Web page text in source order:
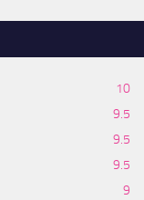
10
9.5
9.5
9.5
9